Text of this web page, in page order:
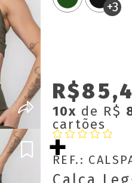
+3
10x de R$
cartões
REF.: